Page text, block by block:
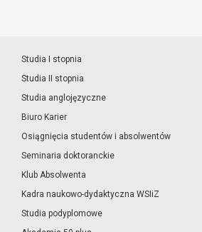
Studia I stopnia
Studia II stopnia
Studia anglojęzyczne
Biuro Karier
Osiągnięcia studentów i absolwentów
Seminaria doktoranckie
Klub Absolwenta
Kadra naukowo-dydaktyczna WSIiZ
Studia podyplomowe